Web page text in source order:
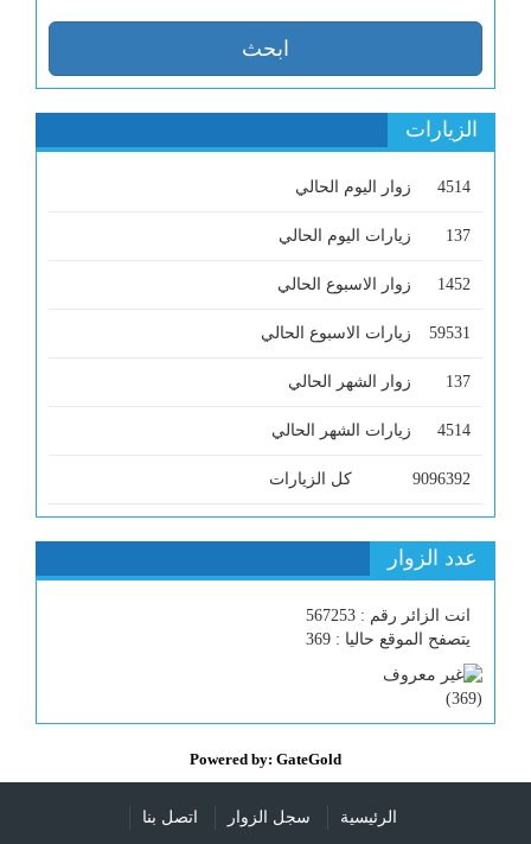
الزيارات
4514 زوار اليوم الحالي
137 زيارات اليوم الحالي
1452 زوار الاسبوع الحالي
59531 زيارات الاسبوع الحالي
137 زوار الشهر الحالي
4514 زيارات الشهر الحالي
9096392 كل الزيارات
عدد الزوار
انت الزائر رقم : 567253
يتصفح الموقع حاليا : 369
(
369
)
Powered by: GateGold
الرئيسية سجل الزوار اتصل بنا